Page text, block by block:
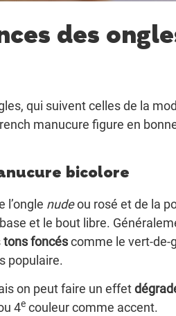
des
qui suivent celles de la
manucure figure en
bicolore
l’ongle nudeou rosé et de la
et le bout libre.
tons foncéscomme le vert-de-
populaire.
on peut faire un effet
4e couleur comme accent.